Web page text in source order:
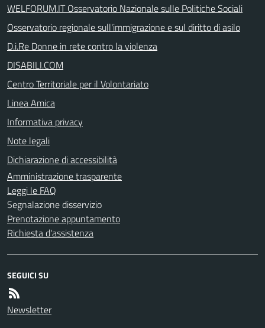
WELFORUM.IT Osservatorio Nazionale sulle Politiche Sociali
Osservatorio regionale sull'immigrazione e sul diritto di asilo
D.i.Re Donne in rete contro la violenza
DISABILI.COM
Centro Territoriale per il Volontariato
Linea Amica
Informativa privacy
Note legali
Dichiarazione di accessibilità
Amministrazione trasparente
Leggi le FAQ
Segnalazione disservizio
Prenotazione appuntamento
Richiesta d'assistenza
SEGUICI SU
Newsletter